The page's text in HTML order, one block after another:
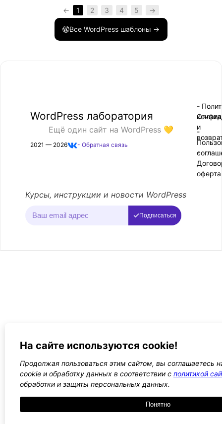
← 1 2 3 4 5 →
Все WordPress шаблоны →
WordPress лаборатория
Ещё один сайт на WordPress 💛
2021 — 2026 - Обратная связь
-
-
-
Оплата
и
-
оферта
Курсы, инструкции и новости WordPress
Подписаться
На сайте используются cookie!
Продолжая пользоваться этим сайтом, вы соглашаетесь
cookie и обработку данных в соответствии с политикой
обработки и защиты персональных данных.
Понятно